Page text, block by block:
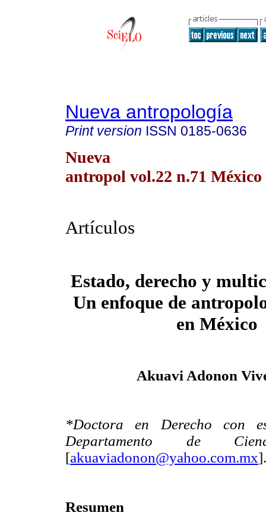
Nueva antropología
Print version ISSN 0185-0636
Nueva
antropol vol.22 n.71 México
Artículos
Estado, derecho y
Un enfoque de
en México
Akuavi Adonon
*Doctora en Derecho con
Departamento de
[akuaviadonon@yahoo.com.mx].
Resumen